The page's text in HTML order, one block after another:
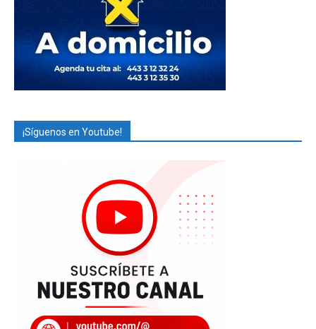
¡Síguenos en Youtube!